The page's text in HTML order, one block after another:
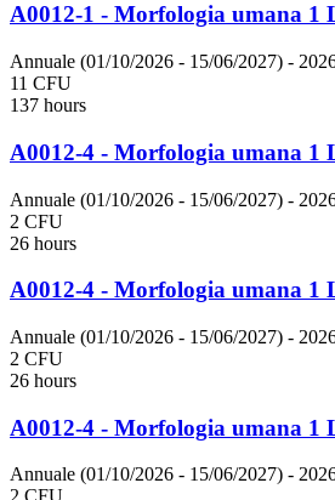
A0012-1 - Morfologia umana 1
Annuale (01/10/2026 - 15/06/2027) -
11 CFU
137 hours
A0012-4 - Morfologia umana 1
Annuale (01/10/2026 - 15/06/2027) -
2 CFU
26 hours
A0012-4 - Morfologia umana 1
Annuale (01/10/2026 - 15/06/2027) -
2 CFU
26 hours
A0012-4 - Morfologia umana 1
Annuale (01/10/2026 - 15/06/2027) -